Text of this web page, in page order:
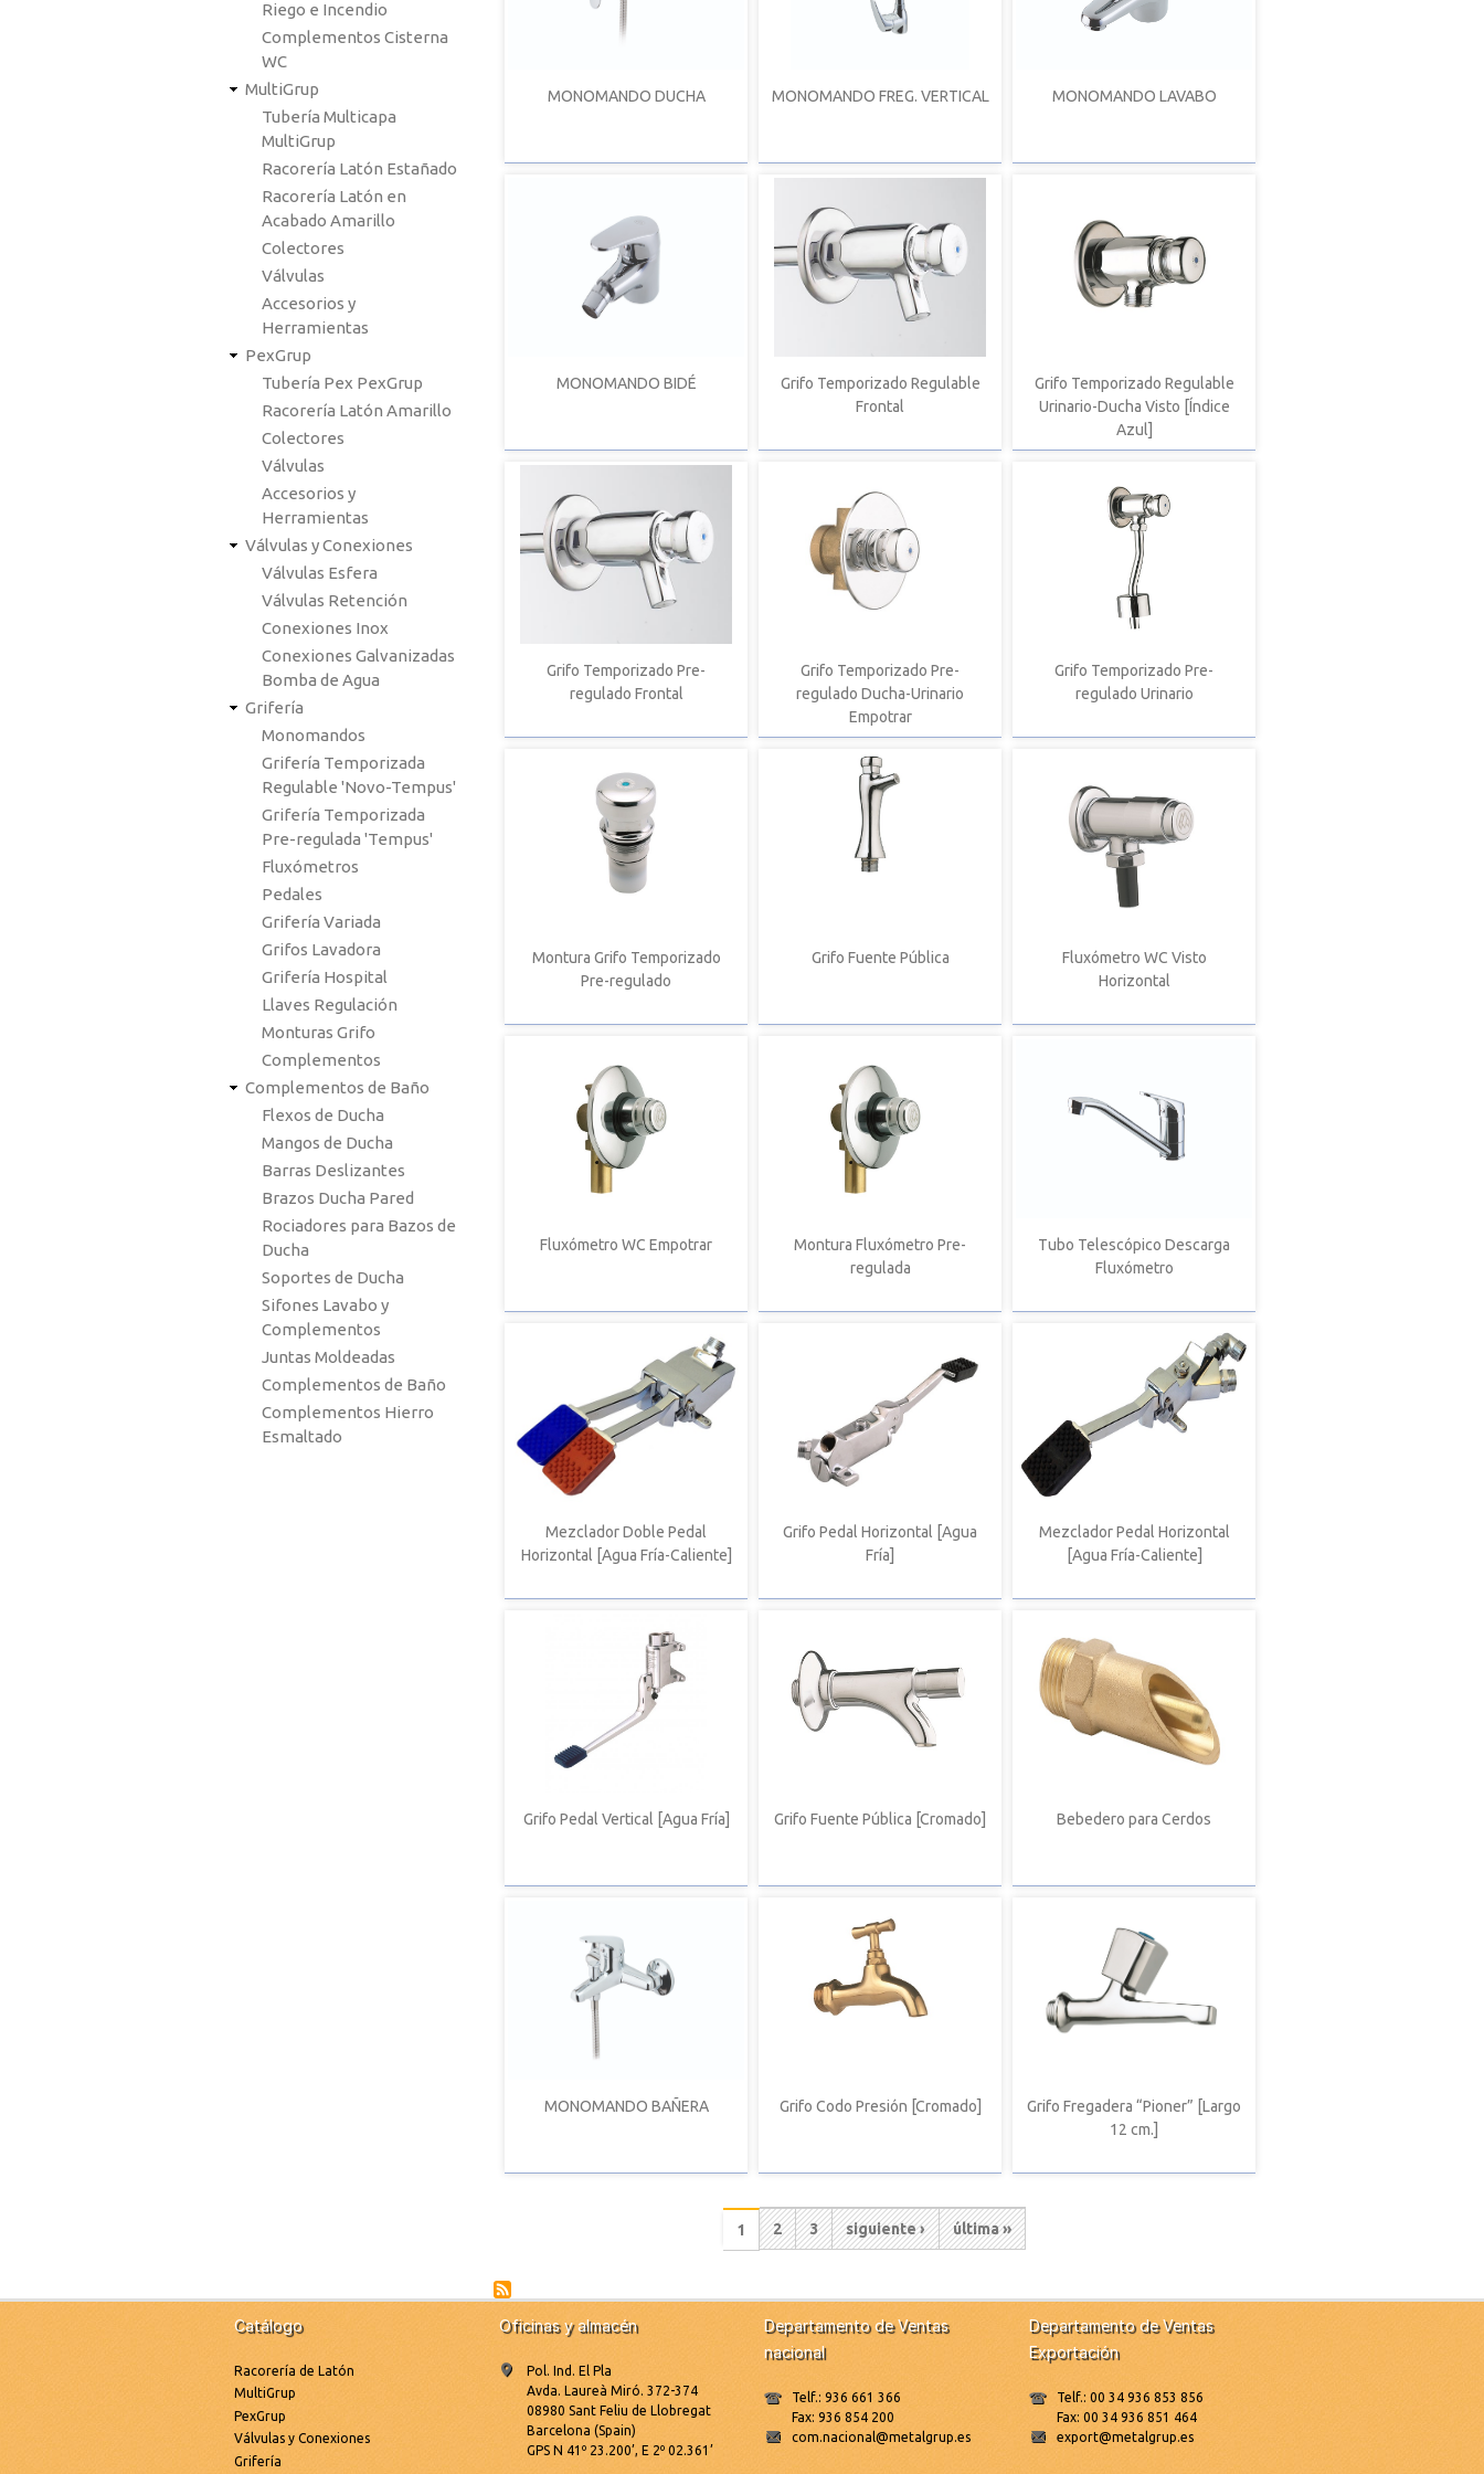
Riego e Incendio
Complementos Cisterna
WC
MultiGrup
Tubería Multicapa
MultiGrup
Racorería Latón Estañado
Racorería Latón en
Acabado Amarillo
Colectores
Válvulas
Accesorios y
Herramientas
PexGrup
Tubería Pex PexGrup
Racorería Latón Amarillo
Colectores
Válvulas
Accesorios y
Herramientas
Válvulas y Conexiones
Válvulas Esfera
Válvulas Retención
Conexiones Inox
Conexiones Galvanizadas
Bomba de Agua
Grifería
Monomandos
Grifería Temporizada
Regulable 'Novo-Tempus'
Grifería Temporizada
Pre-regulada 'Tempus'
Fluxómetros
Pedales
Grifería Variada
Grifos Lavadora
Grifería Hospital
Llaves Regulación
Monturas Grifo
Complementos
Complementos de Baño
Flexos de Ducha
Mangos de Ducha
Barras Deslizantes
Brazos Ducha Pared
Rociadores para Bazos de
Ducha
Soportes de Ducha
Sifones Lavabo y
Complementos
Juntas Moldeadas
Complementos de Baño
Complementos Hierro
Esmaltado
MONOMANDO DUCHA MONOMANDO FREG. VERTICAL MONOMANDO LAVABO
MONOMANDO BIDÉ
Grifo Temporizado Regulable
Frontal
Grifo Temporizado Regulable
Urinario-Ducha Visto [Índice
Azul]
Grifo Temporizado Pre-
regulado Frontal
Grifo Temporizado Pre-
regulado Ducha-Urinario
Empotrar
Grifo Temporizado Pre-
regulado Urinario
Montura Grifo Temporizado
Pre-regulado
Grifo Fuente Pública
Fluxómetro WC Visto
Horizontal
Fluxómetro WC Empotrar
Montura Fluxómetro Pre-
regulada
Tubo Telescópico Descarga
Fluxómetro
Mezclador Doble Pedal
Horizontal [Agua Fría-Caliente]
Grifo Pedal Horizontal [Agua
Fría]
Mezclador Pedal Horizontal
[Agua Fría-Caliente]
Grifo Pedal Vertical [Agua Fría] Grifo Fuente Pública [Cromado] Bebedero para Cerdos
MONOMANDO BAÑERA Grifo Codo Presión [Cromado]
Grifo Fregadera “Pioner” [Largo
12 cm.]
Página
actual
1 Página
2 Página
3
Siguiente
página
siguiente ›
Última
página
última »
Catálogo
Racorería de Latón
MultiGrup
PexGrup
Válvulas y Conexiones
Grifería
Oficinas y almacén
Pol. Ind. El Pla
Avda. Laureà Miró. 372-374
08980 Sant Feliu de Llobregat
Barcelona (Spain)
GPS N 41º 23.200’, E 2º 02.361’
Departamento de Ventas
nacional
Telf.: 936 661 366
Fax: 936 854 200
com.nacional@metalgrup.es
Departamento de Ventas
Exportación
Telf.: 00 34 936 853 856
Fax: 00 34 936 851 464
export@metalgrup.es